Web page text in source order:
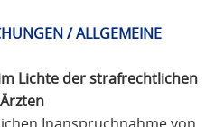
/ ALLGEMEINE
Lichte der strafrechtlichen